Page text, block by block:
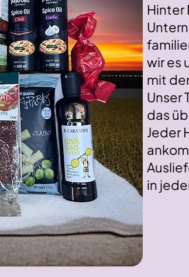
Hinter
wir es
mit
Unser
das
Jeder
in